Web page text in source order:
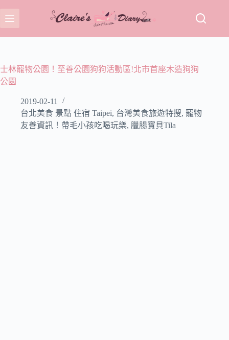
至
主
容
士林寵物公園！至善公園狗狗活動區!北市首座木造狗狗
公園
2019-02-11
台北美食 景點 住宿 Taipei, 台灣美食旅遊特搜, 寵物
友善資訊！帶毛小孩吃喝玩樂, 臘腸寶貝Tila